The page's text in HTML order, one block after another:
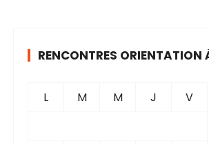
RENCONTRES ORIENTATION
L M M J V